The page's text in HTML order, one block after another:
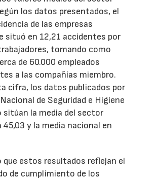
los datos presentados, el
de las empresas
situó en 12,21 accidentes por
tomando como
de 60.000 empleados
a las compañías miembro.
cifra, los datos publicados por
de Seguridad e Higiene
sitúan la media del sector
y la media nacional en
que estos resultados reflejan el
de cumplimiento de los